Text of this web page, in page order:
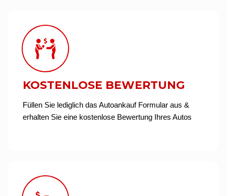
KOSTENLOSE BEWERTUNG
Füllen Sie lediglich das Autoankauf Formular aus &
erhalten Sie eine kostenlose Bewertung Ihres Autos